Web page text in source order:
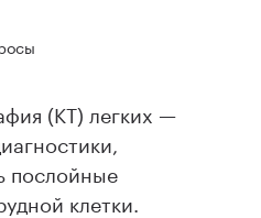
(КТ) легких —
послойные
клетки.